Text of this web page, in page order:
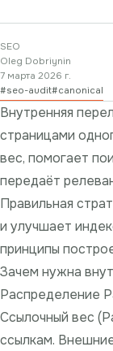
SEO
Oleg Dobriynin
7 марта 2026 г.
#seo-audit#canonical
Внутренняя
страницами
вес, помогает
передаёт
Правильная
и улучшает
принципы
Зачем нужна
Распределение
Ссылочный вес
ссылкам.